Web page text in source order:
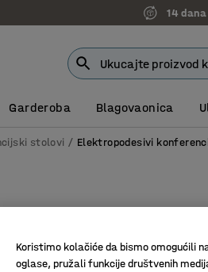
14
Garderoba Blagovaonica
stolovi Elektropodesivi
Koristimo kolačiće da bismo omogućili
oglase, pružali funkcije društvenih